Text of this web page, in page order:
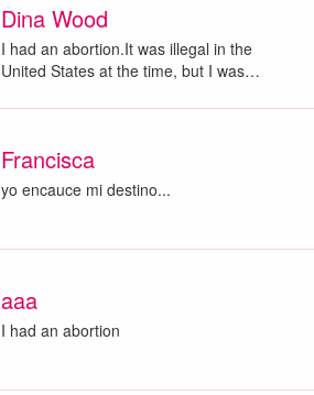
Dina Wood
I had an abortion.It was illegal in the
United States at the time, but I was…
Francisca
yo encauce mi destino...
aaa
I had an abortion